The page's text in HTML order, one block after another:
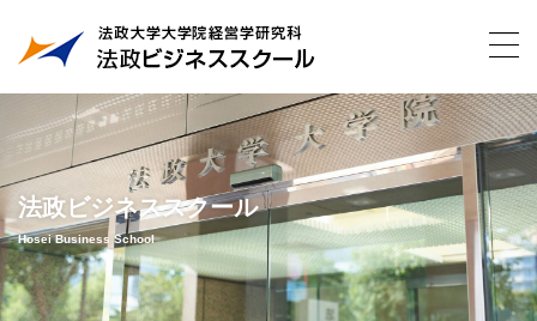
法政ビジネススクール
Hosei Business School